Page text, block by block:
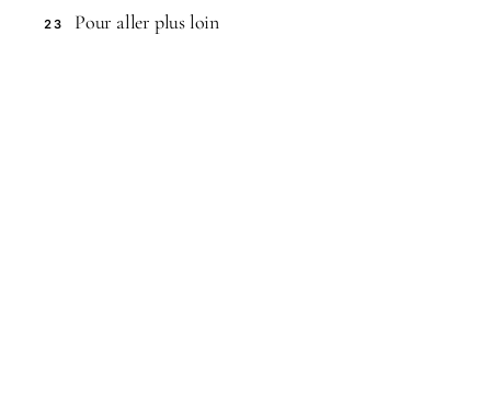
23 Pour aller plus loin